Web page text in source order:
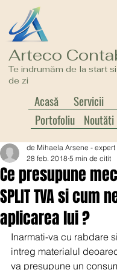
Arteco
Te indrumăm de la start
de zi
Acasă Servicii
Portofoliu Noutăți
Ce presupune
SPLIT TVA si cum
aplicarea lui ?
de Mihaela Arsene -
28 feb. 2018 5 min de citit
Inarmati-va cu rabdare
intreg materialul
va presupune un